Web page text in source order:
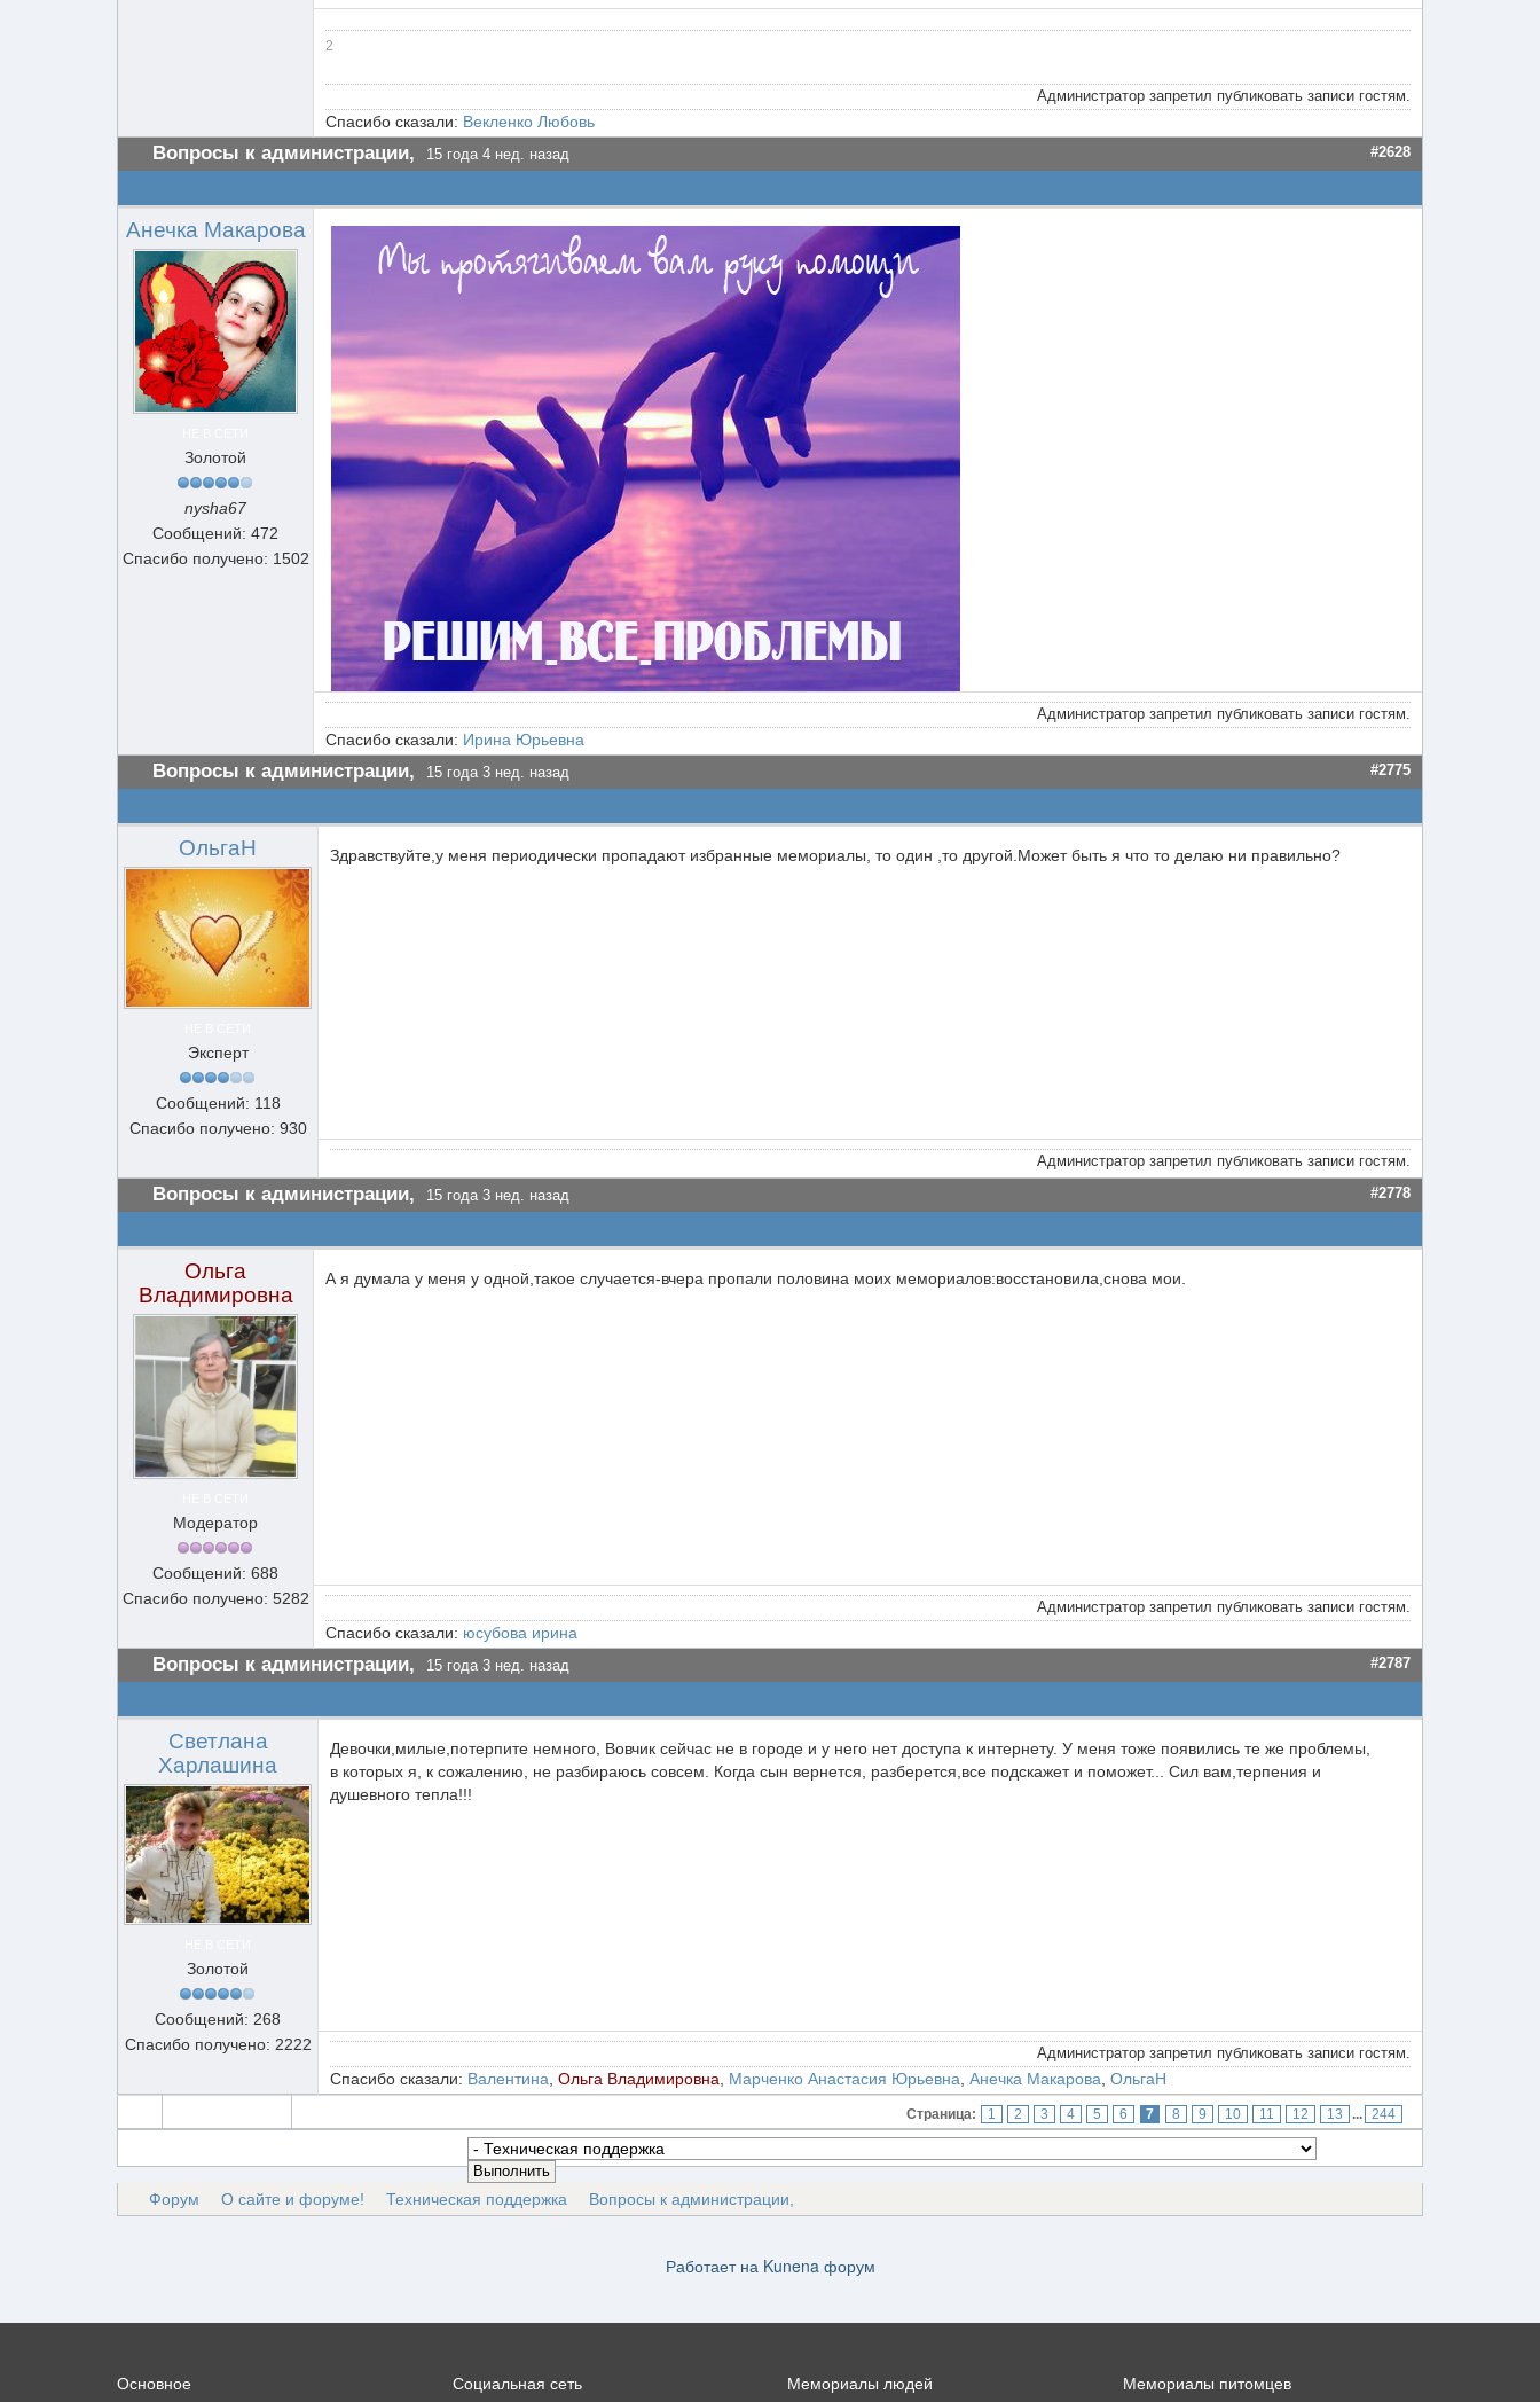
2
Администратор запретил публиковать записи гостям.
Спасибо сказали: Векленко Любовь
Вопросы к администрации, 15 года 4 нед. назад #2628
Анечка Макарова
Золотой
nysha67
Сообщений: 472
Спасибо получено: 1502
Администратор запретил публиковать записи гостям.
Спасибо сказали: Ирина Юрьевна
Вопросы к администрации, 15 года 3 нед. назад #2775
ОльгаН
Эксперт
Сообщений: 118
Спасибо получено: 930
Здравствуйте,у меня периодически пропадают избранные мемориалы, то один ,то другой.Может быть я что то делаю ни правильно?
Администратор запретил публиковать записи гостям.
Вопросы к администрации, 15 года 3 нед. назад #2778
Ольга
Владимировна
Модератор
Сообщений: 688
Спасибо получено: 5282
А я думала у меня у одной,такое случается-вчера пропали половина моих мемориалов:восстановила,снова мои.
Администратор запретил публиковать записи гостям.
Спасибо сказали: юсубова ирина
Вопросы к администрации, 15 года 3 нед. назад #2787
Светлана
Харлашина
Золотой
Сообщений: 268
Спасибо получено: 2222
Девочки,милые,потерпите немного, Вовчик сейчас не в городе и у него нет доступа к интернету. У меня тоже появились те же проблемы,
в которых я, к сожалению, не разбираюсь совсем. Когда сын вернется, разберется,все подскажет и поможет... Сил вам,терпения и
душевного тепла!!!
Администратор запретил публиковать записи гостям.
Спасибо сказали: Валентина Ольга Владимировна Марченко Анастасия Юрьевна Анечка Макарова ОльгаН
Страница: 1 2 3 4 5 6 7 8 9 10 11 12 13 ... 244
Форум О сайте и форуме! Техническая поддержка Вопросы к администрации,
Работает на Kunena форум
Основное
Социальная сеть
Мемориалы людей
Мемориалы питомцев